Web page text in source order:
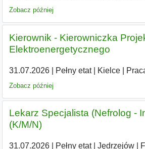
Zobacz później
Kierownik - Kierowniczka
Elektroenergetycznego
31.07.2026| Pełny etat| Kielce|
Zobacz później
Lekarz Specjalista (Nefrolog -
(K/M/N)
31.07.2026| Pełny etat| Jędrzejów|